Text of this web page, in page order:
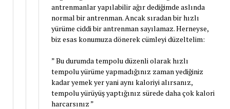
antrenmanlar yapılabilir ağır dediğimde aslında
normal bir antrenman. Ancak sıradan bir hızlı
yürüme ciddi bir antrenman sayılamaz. Herneyse,
biz esas konumuza dönerek cümleyi düzeltelim:
” Bu durumda tempolu düzenli olarak hızlı
tempolu yürüme yapmadığınız zaman yediğiniz
kadar yemek yer yani aynı kaloriyi alırsanız,
tempolu yürüyüş yaptığınız sürede daha çok kalori
harcarsınız ”